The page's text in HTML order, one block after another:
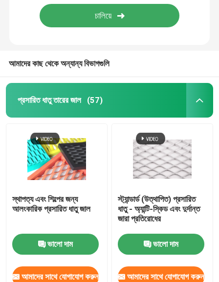
আমাদের কাছ থেকে অন্যান্য বিভাগগুলি
প্রসারিত ধাতু তারের জাল (57)
স্থাপত্য এবং শিল্পের জন্য
আলংকারিক প্রসারিত ধাতু জাল
ভালো দাম
আমাদের সাথে যোগাযোগ করুন
স্ট্যান্ডার্ড (উত্থাপিত) প্রসারিত
ধাতু - অ্যান্টি-স্কিড এবং দুর্দান্ত
জারা প্রতিরোধের
ভালো দাম
আমাদের সাথে যোগাযোগ করুন